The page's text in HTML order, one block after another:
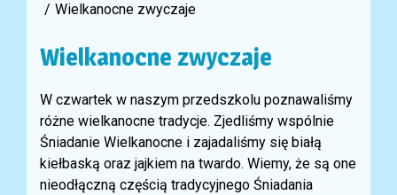
Wielkanocne zwyczaje
Wielkanocne zwyczaje
W czwartek w naszym przedszkolu poznawaliśmy
różne wielkanocne tradycje. Zjedliśmy wspólnie
Śniadanie Wielkanocne i zajadaliśmy się białą
kiełbaską oraz jajkiem na twardo. Wiemy, że są one
nieodłączną częścią tradycyjnego Śniadania